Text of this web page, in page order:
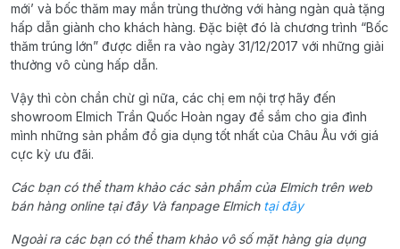
mới’ và bốc thăm may mắn trùng thưởng với hàng ngàn quà tặng
hấp dẫn giành cho khách hàng. Đặc biệt đó là chương trình “Bốc
thăm trúng lớn” được diễn ra vào ngày 31/12/2017 với những giải
thưởng vô cùng hấp dẫn.
Vậy thì còn chần chừ gì nữa, các chị em nội trợ hãy đến
showroom Elmich Trần Quốc Hoàn ngay để sắm cho gia đình
mình những sản phẩm đồ gia dụng tốt nhất của Châu Âu với giá
cực kỳ ưu đãi.
Các bạn có thể tham khảo các sản phẩm của Elmich trên web
bán hàng online tại đây Và fanpage Elmich tại đây
Ngoài ra các bạn có thể tham khảo vô số mặt hàng gia dụng